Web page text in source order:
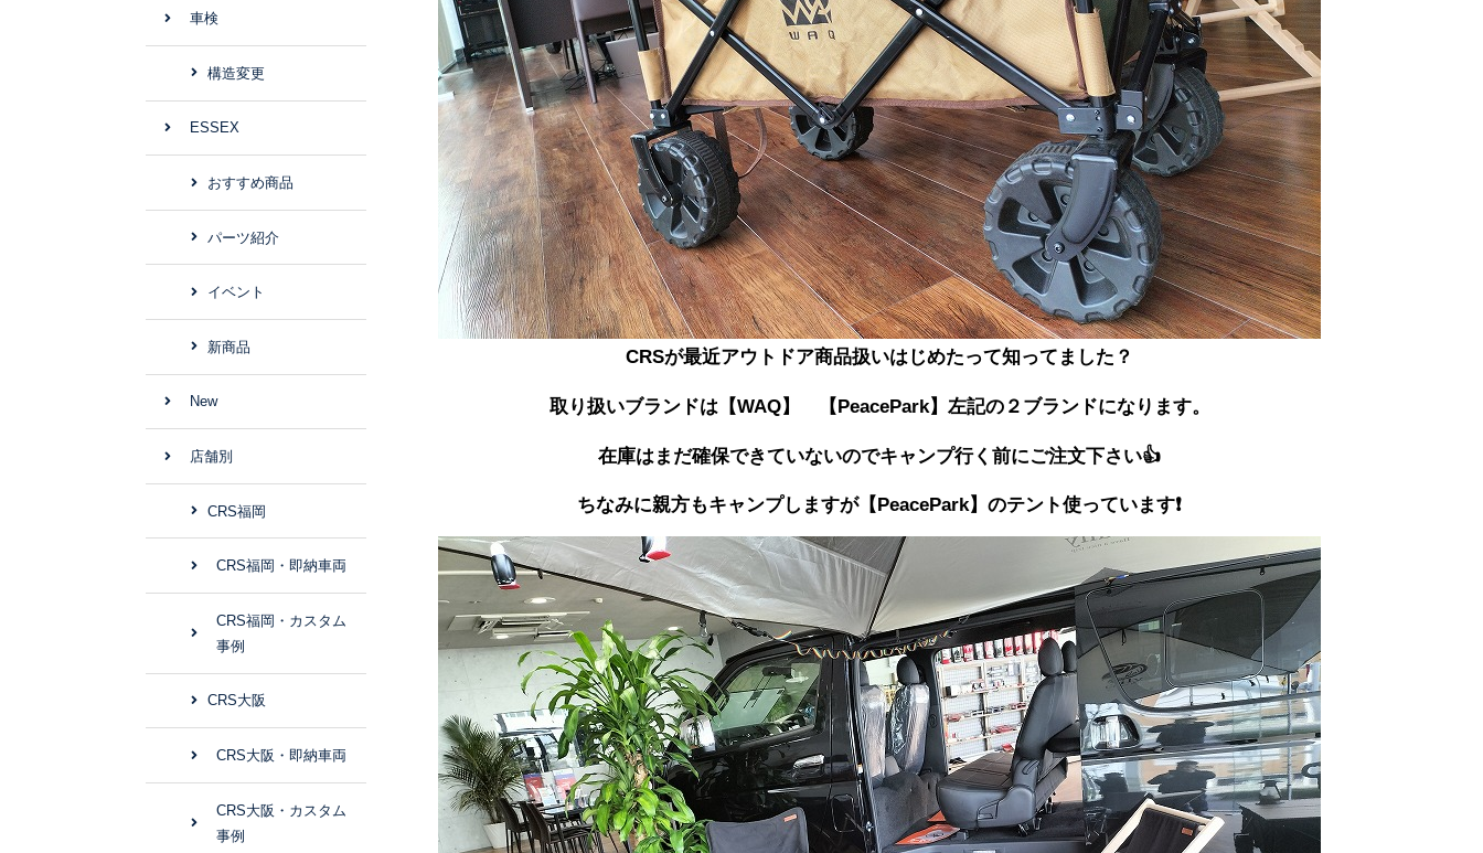
CRSが最近アウトドア商品扱いはじめたって知ってました？
取り扱いブランドは【WAQ】 【PeacePark】左記の２ブランドになります。
在庫はまだ確保できていないのでキャンプ行く前にご注文下さい👍
ちなみに親方もキャンプしますが【PeacePark】のテント使っています❗
車検
構造変更
ESSEX
おすすめ商品
パーツ紹介
イベント
新商品
New
店舗別
CRS福岡
CRS福岡・即納車両
CRS福岡・カスタム
事例
CRS大阪
CRS大阪・即納車両
CRS大阪・カスタム
事例